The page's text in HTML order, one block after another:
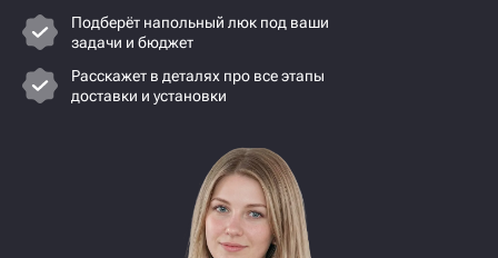
Подберёт напольный люк под ваши
задачи и бюджет
Расскажет в деталях про все этапы
доставки и установки